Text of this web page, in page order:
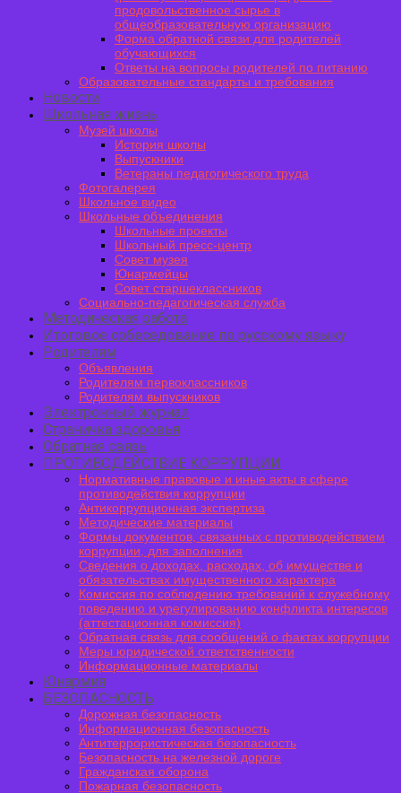
продовольственное сырье в
общеобразовательную организацию
Форма обратной связи для родителей
обучающихся
Ответы на вопросы родителей по питанию
Образовательные стандарты и требования
Новости
Школьная жизнь
Музей школы
История школы
Выпускники
Ветераны педагогического труда
Фотогалерея
Школьное видео
Школьные объединения
Школьные проекты
Школьный пресс-центр
Совет музея
Юнармейцы
Совет старшеклассников
Социально-педагогическая служба
Методическая работа
Итоговое собеседование по русскому языку
Родителям
Объявления
Родителям первоклассников
Родителям выпускников
Электронный журнал
Страничка здоровья
Обратная связь
ПРОТИВОДЕЙСТВИЕ КОРРУПЦИИ
Нормативные правовые и иные акты в сфере
противодействия коррупции
Антикоррупционная экспертиза
Методические материалы
Формы документов, связанных с противодействием
коррупции, для заполнения
Сведения о доходах, расходах, об имуществе и
обязательствах имущественного характера
Комиссия по соблюдению требований к служебному
поведению и урегулированию конфликта интересов
(аттестационная комиссия)
Обратная связь для сообщений о фактах коррупции
Меры юридической ответственности
Информационные материалы
Юнармия
БЕЗОПАСНОСТЬ
Дорожная безопасность
Информационная безопасность
Антитеррористическая безопасность
Безопасность на железной дороге
Гражданская оборона
Пожарная безопасность